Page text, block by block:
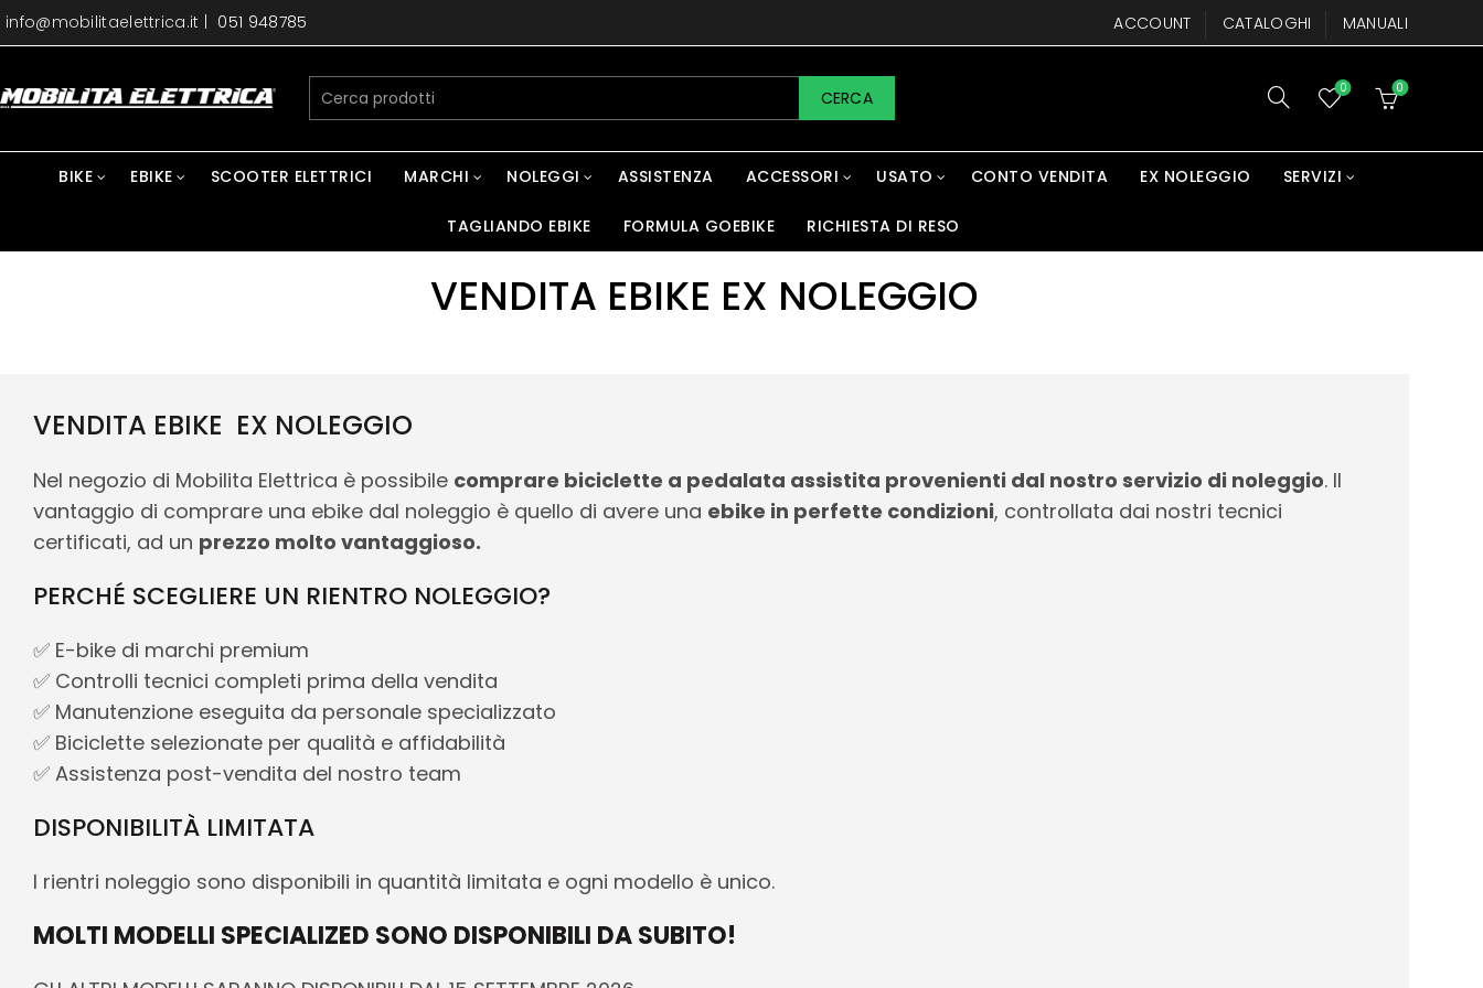
info@mobilitaelettrica.it 051 948785 ACCOUNT CATALOGHI MANUALI
CERCA 0 0
BIKE EBIKE SCOOTER ELETTRICI MARCHI NOLEGGI ASSISTENZA ACCESSORI USATO CONTO VENDITA EX NOLEGGIO SERVIZI
TAGLIANDO EBIKE FORMULA GOEBIKE RICHIESTA DI RESO
VENDITA EBIKE EX NOLEGGIO
VENDITA EBIKE EX NOLEGGIO
Nel negozio di Mobilita Elettrica è possibile comprare biciclette a pedalata assistita provenienti dal nostro servizio di noleggio. Il
vantaggio di comprare una ebike dal noleggio è quello di avere una ebike in perfette condizioni, controllata dai nostri tecnici
certificati, ad un prezzo molto vantaggioso.
PERCHÉ SCEGLIERE UN RIENTRO NOLEGGIO?
✅ E-bike di marchi premium
✅ Controlli tecnici completi prima della vendita
✅ Manutenzione eseguita da personale specializzato
✅ Biciclette selezionate per qualità e affidabilità
✅ Assistenza post-vendita del nostro team
DISPONIBILITÀ LIMITATA
I rientri noleggio sono disponibili in quantità limitata e ogni modello è unico.
MOLTI MODELLI SPECIALIZED SONO DISPONIBILI DA SUBITO!